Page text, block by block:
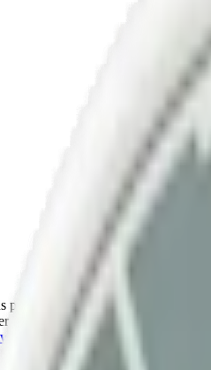
på smak, innovation och
bland andra
Helwit Cola
Cola till mer